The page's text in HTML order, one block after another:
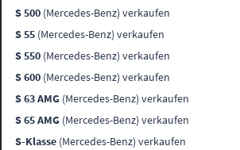
S 500 (Mercedes-Benz) verkaufen
S 55 (Mercedes-Benz) verkaufen
S 550 (Mercedes-Benz) verkaufen
S 600 (Mercedes-Benz) verkaufen
S 63 AMG (Mercedes-Benz) verkaufen
S 65 AMG (Mercedes-Benz) verkaufen
S-Klasse (Mercedes-Benz) verkaufen